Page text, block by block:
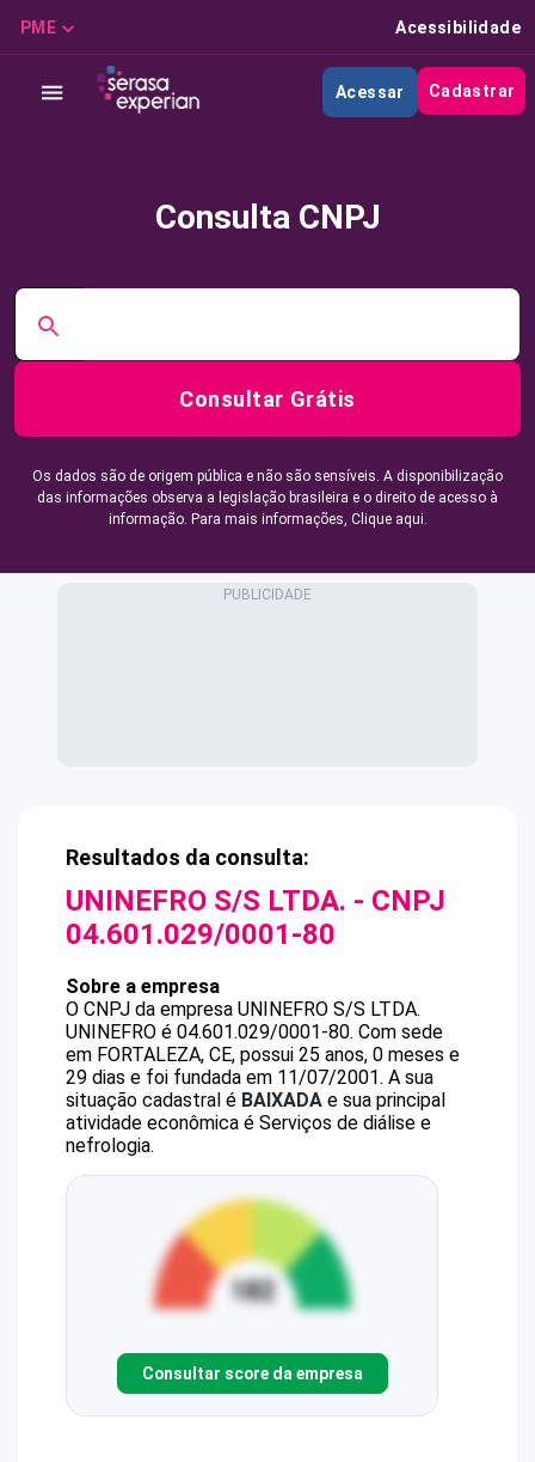
PME Acessibilidade
Acessar Cadastrar
Consulta CNPJ
Consultar Grátis
Os dados são de origem pública e não são sensíveis. A disponibilização
das informações observa a legislação brasileira e o direito de acesso à
informação. Para mais informações, Clique aqui.
Resultados da consulta:
UNINEFRO S/S LTDA. - CNPJ
04.601.029/0001-80
Sobre a empresa
O CNPJ da empresa UNINEFRO S/S LTDA.
UNINEFRO é 04.601.029/0001-80. Com sede
em FORTALEZA, CE, possui 25 anos, 0 meses e
29 dias e foi fundada em 11/07/2001. A sua
situação cadastral é BAIXADA e sua principal
atividade econômica é Serviços de diálise e
nefrologia.
Consultar score da empresa